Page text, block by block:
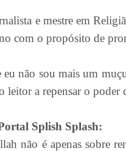
e mestre em
com o propósito de
eu não sou mais um
leitor a repensar o poder
Splish Splash:
não é apenas sobre